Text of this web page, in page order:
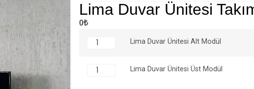
Lima Duvar Ünitesi
0₺
Lima Duvar Ünitesi Alt Modül
Lima Duvar Ünitesi Üst Modül